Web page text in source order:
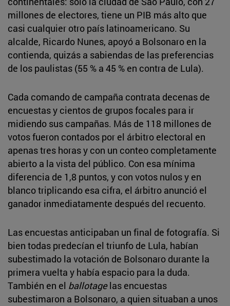
millones de electores, tiene un PIB más alto que
casi cualquier otro país latinoamericano. Su
alcalde, Ricardo Nunes, apoyó a Bolsonaro en la
contienda, quizás a sabiendas de las preferencias
de los paulistas (55 % a 45 % en contra de Lula).
Cada comando de campaña contrata decenas de
encuestas y cientos de grupos focales para ir
midiendo sus campañas. Más de 118 millones de
votos fueron contados por el árbitro electoral en
apenas tres horas y con un conteo completamente
abierto a la vista del público. Con esa mínima
diferencia de 1,8 puntos, y con votos nulos y en
blanco triplicando esa cifra, el árbitro anunció el
ganador inmediatamente después del recuento.
Las encuestas anticipaban un final de fotografía. Si
bien todas predecían el triunfo de Lula, habían
subestimado la votación de Bolsonaro durante la
primera vuelta y había espacio para la duda.
También en el ballotagelas encuestas
subestimaron a Bolsonaro, a quien situaban a unos